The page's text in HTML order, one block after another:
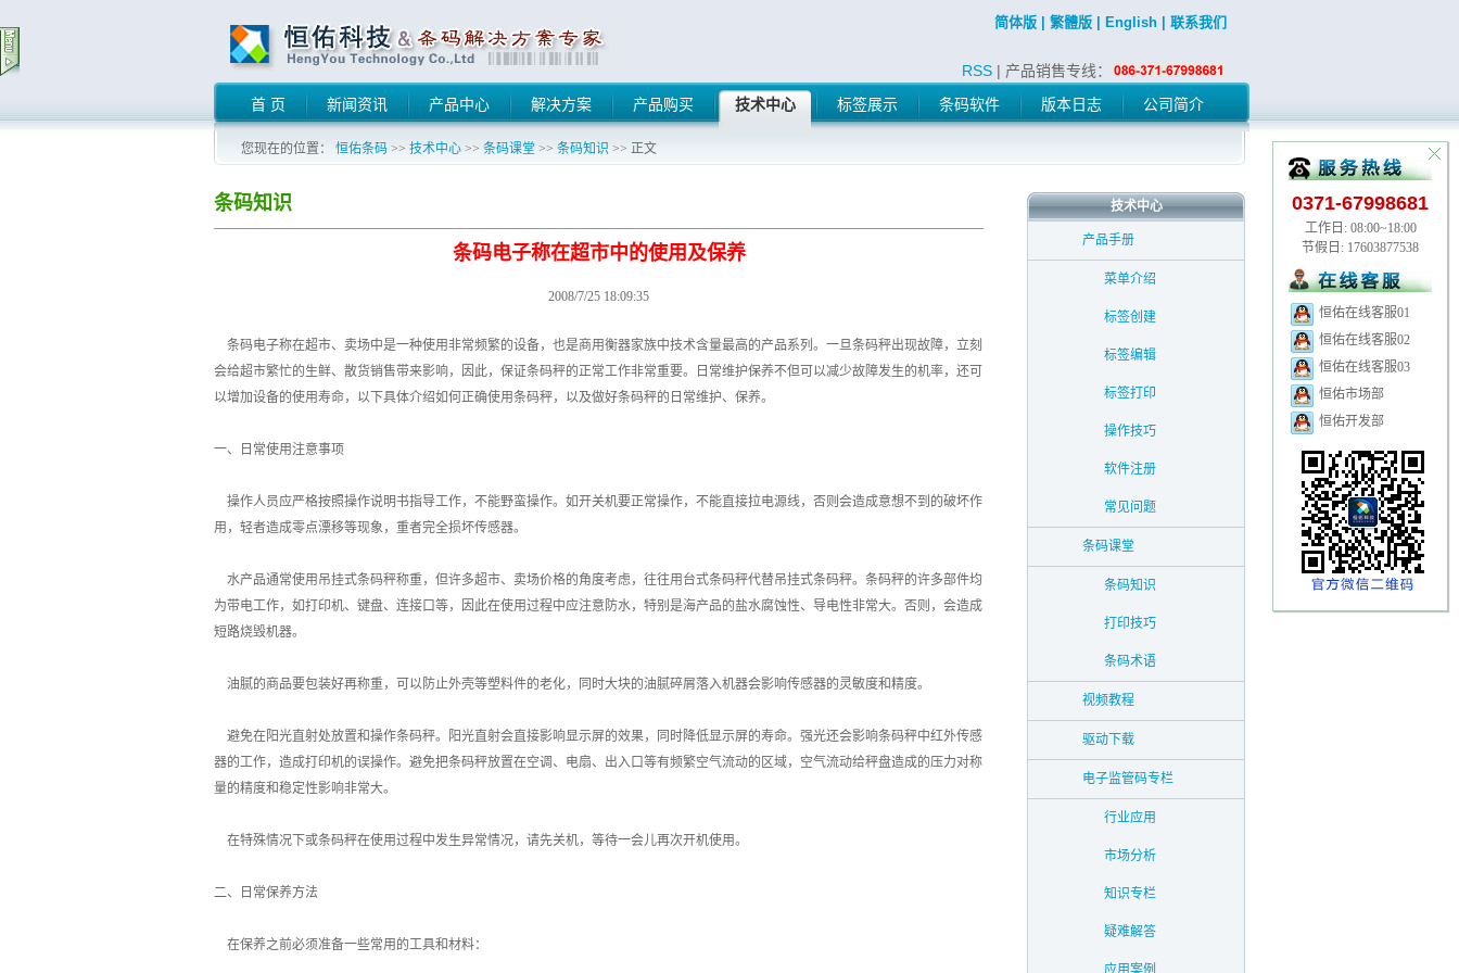
简体版 繁體版 English 联系我们
RSS | 产品销售专线：
首 页
新闻资讯 产品中心 解决方案 产品购买 技术中心 标签展示 条码软件 版本日志 公司简介
0371-67998681
工作日: 08:00~18:00
节假日: 17603877538
恒佑在线客服01
恒佑在线客服02
恒佑在线客服03
恒佑市场部
恒佑开发部
您现在的位置： 恒佑条码 >> 技术中心 >> 条码课堂 >> 条码知识 >> 正文
条码知识
条码电子称在超市中的使用及保养
2008/7/25 18:09:35
条码电子称在超市、卖场中是一种使用非常频繁的设备，也是商用衡器家族中技术含量最高的产品系列。一旦条码秤出现故障，立刻
会给超市繁忙的生鲜、散货销售带来影响，因此，保证条码秤的正常工作非常重要。日常维护保养不但可以减少故障发生的机率，还可
以增加设备的使用寿命，以下具体介绍如何正确使用条码秤，以及做好条码秤的日常维护、保养。
一、日常使用注意事项
操作人员应严格按照操作说明书指导工作，不能野蛮操作。如开关机要正常操作，不能直接拉电源线，否则会造成意想不到的破坏作
用，轻者造成零点漂移等现象，重者完全损坏传感器。
水产品通常使用吊挂式条码秤称重，但许多超市、卖场价格的角度考虑，往往用台式条码秤代替吊挂式条码秤。条码秤的许多部件均
为带电工作，如打印机、键盘、连接口等，因此在使用过程中应注意防水，特别是海产品的盐水腐蚀性、导电性非常大。否则，会造成
短路烧毁机器。
油腻的商品要包装好再称重，可以防止外壳等塑料件的老化，同时大块的油腻碎屑落入机器会影响传感器的灵敏度和精度。
避免在阳光直射处放置和操作条码秤。阳光直射会直接影响显示屏的效果，同时降低显示屏的寿命。强光还会影响条码秤中红外传感
器的工作，造成打印机的误操作。避免把条码秤放置在空调、电扇、出入口等有频繁空气流动的区域，空气流动给秤盘造成的压力对称
量的精度和稳定性影响非常大。
在特殊情况下或条码秤在使用过程中发生异常情况，请先关机，等待一会儿再次开机使用。
二、日常保养方法
在保养之前必须准备一些常用的工具和材料：
技术中心
产品手册
菜单介绍
标签创建
标签编辑
标签打印
操作技巧
软件注册
常见问题
条码课堂
条码知识
打印技巧
条码术语
视频教程
驱动下载
电子监管码专栏
行业应用
市场分析
知识专栏
疑难解答
应用案例